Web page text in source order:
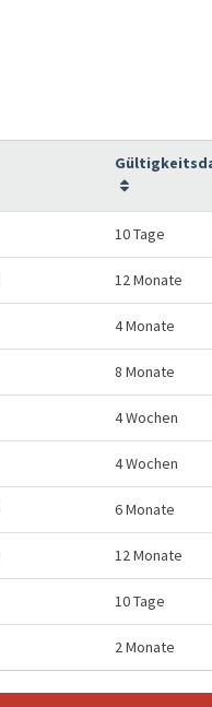
10 Tage
12 Monate
4 Monate
8 Monate
4 Wochen
4 Wochen
6 Monate
12 Monate
10 Tage
2 Monate